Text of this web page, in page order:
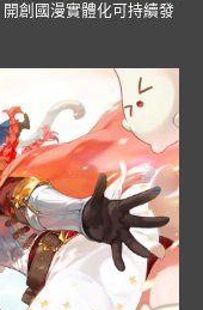
創國漫實體化可持續發